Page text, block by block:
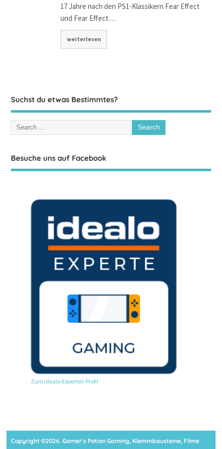
17 Jahre nach den PS1-Klassikern Fear Effect
und Fear Effect…
weiterlesen
Suchst du etwas Bestimmtes?
Besuche uns auf Facebook
Zum idealo-Experten-Profil
Copyright ©2026. Gamer's Potion Gaming, Klemmbausteine, Filme